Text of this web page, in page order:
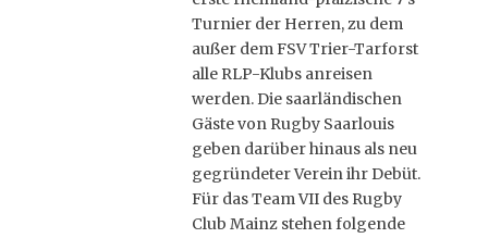
Turnier der Herren, zu dem
außer dem FSV Trier-Tarforst
alle RLP-Klubs anreisen
werden. Die saarländischen
Gäste von Rugby Saarlouis
geben darüber hinaus als neu
gegründeter Verein ihr Debüt.
Für das Team VII des Rugby
Club Mainz stehen folgende